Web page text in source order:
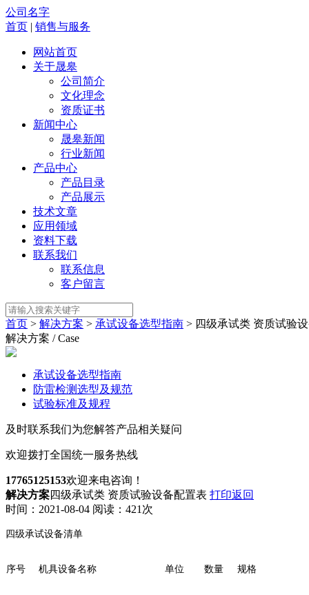
公司名字
首页 | 销售与服务
网站首页
关于晟皋
公司简介
文化理念
资质证书
新闻中心
晟皋新闻
行业新闻
产品中心
产品目录
产品展示
技术文章
应用领域
资料下载
联系我们
联系信息
客户留言
首页 > 解决方案 > 承试设备选型指南 > 四级承试类 资质试验
解决方案 / Case
承试设备选型指南
防雷检测选型及规范
试验标准及规程
及时联系我们为您解答产品相关疑问
欢迎拨打全国统一服务热线
17765125153欢迎来电咨询！
解决方案四级承试类 资质试验设备配置表 打印返回
时间： 2021-08-04 阅读： 421 次
四级承试设备清单
序号 机具设备名称 单位 数量 规格